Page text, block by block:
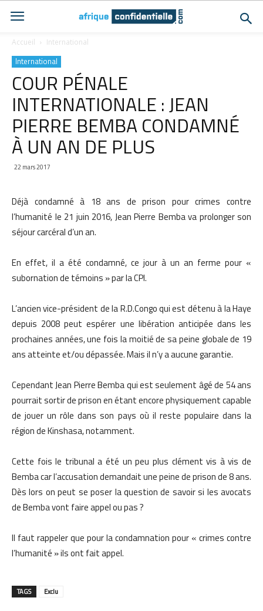
Accueil International
International
COUR PÉNALE
INTERNATIONALE : JEAN
PIERRE BEMBA CONDAMNÉ
À UN AN DE PLUS
22 mars 2017
Déjà condamné à 18 ans de prison pour crimes contre
l’humanité le 21 juin 2016, Jean Pierre Bemba va prolonger son
séjour carcéral d’un an.
En effet, il a été condamné, ce jour à un an ferme pour «
subornation de témoins » par la CPI.
L’ancien vice-président de la R.D.Congo qui est détenu à la Haye
depuis 2008 peut espérer une libération anticipée dans les
prochaines années, une fois la moitié de sa peine globale de 19
ans atteinte et/ou dépassée. Mais il n’y a aucune garantie.
Cependant Jean Pierre Bemba qui est seulement âgé de 54 ans
pourrait sortir de prison en étant encore physiquement capable
de jouer un rôle dans son pays où il reste populaire dans la
région de Kinshasa, notamment.
Cette fois le tribunal a été un peu plus clément vis à vis de
Bemba car l’accusation demandait une peine de prison de 8 ans.
Dès lors on peut se poser la question de savoir si les avocats
de Bemba vont faire appel ou pas ?
Il faut rappeler que pour la condamnation pour « crimes contre
l’humanité » ils ont fait appel.
TAGS Exclu